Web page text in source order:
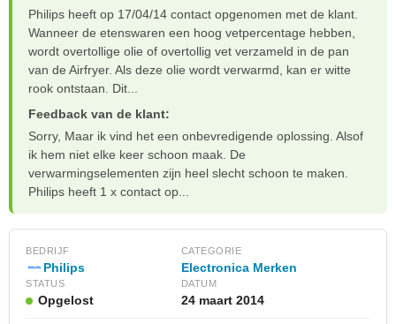
Philips heeft op 17/04/14 contact opgenomen met de klant.
Wanneer de etenswaren een hoog vetpercentage hebben,
wordt overtollige olie of overtollig vet verzameld in de pan
van de Airfryer. Als deze olie wordt verwarmd, kan er witte
rook ontstaan. Dit...
Feedback van de klant:
Sorry, Maar ik vind het een onbevredigende oplossing. Alsof
ik hem niet elke keer schoon maak. De
verwarmingselementen zijn heel slecht schoon te maken.
Philips heeft 1 x contact op...
BEDRIJF
Philips
CATEGORIE
Electronica Merken
STATUS
Opgelost
DATUM
24 maart 2014